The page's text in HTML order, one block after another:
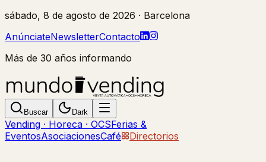
sábado, 8 de agosto de 2026 · Barcelona
AnúnciateNewsletterContacto
Más de 30 años informando
Buscar Dark
Vending · Horeca · OCSFerias &
EventosAsociacionesCafé Directorios